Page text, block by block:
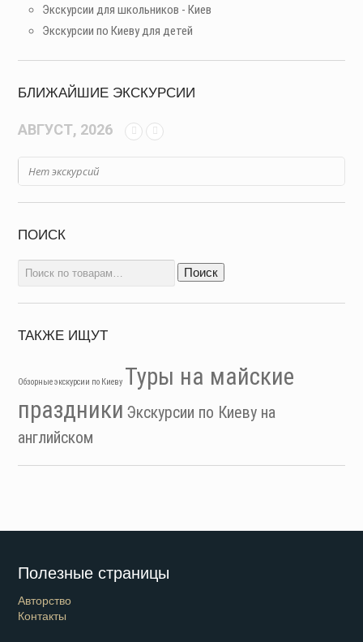
Экскурсии для школьников - Киев
Экскурсии по Киеву для детей
БЛИЖАЙШИЕ ЭКСКУРСИИ
АВГУСТ, 2026
Нет экскурсий
ПОИСК
Искать: Поиск
ТАКЖЕ ИЩУТ
Обзорные экскурсии по Киеву Туры на майские
праздники Экскурсии по Киеву на
английском
Полезные страницы
Авторство
Контакты